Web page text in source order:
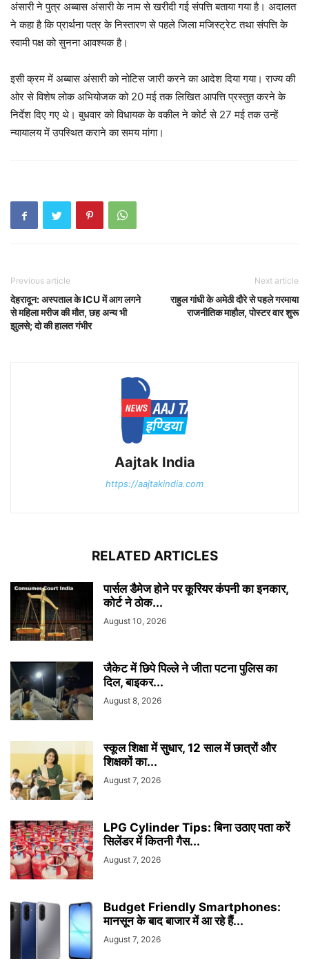
अंसारी ने पुत्र अब्बास अंसारी के नाम से खरीदी गई संपत्ति बताया गया है। अदालत
ने कहा है कि प्रार्थना पत्र के निस्तारण से पहले जिला मजिस्ट्रेट तथा संपत्ति के
स्वामी पक्ष को सुनना आवश्यक है।
इसी क्रम में अब्बास अंसारी को नोटिस जारी करने का आदेश दिया गया। राज्य की
ओर से विशेष लोक अभियोजक को 20 मई तक लिखित आपत्ति प्रस्तुत करने के
निर्देश दिए गए थे। बुधवार को विधायक के वकील ने कोर्ट से 27 मई तक उन्हें
न्यायालय में उपस्थित कराने का समय मांगा।
Previous article
देहरादून: अस्पताल के ICU में आग लगने
से महिला मरीज की मौत, छह अन्य भी
झुलसे; दो की हालत गंभीर
Next article
राहुल गांधी के अमेठी दौरे से पहले गरमाया
राजनीतिक माहौल, पोस्टर वार शुरू
Aajtak India
https://aajtakindia.com
RELATED ARTICLES
पार्सल डैमेज होने पर कूरियर कंपनी का इनकार,
कोर्ट ने ठोक...
August 10, 2026
जैकेट में छिपे पिल्ले ने जीता पटना पुलिस का
दिल, बाइकर...
August 8, 2026
स्कूल शिक्षा में सुधार, 12 साल में छात्रों और
शिक्षकों का...
August 7, 2026
LPG Cylinder Tips: बिना उठाए पता करें
सिलेंडर में कितनी गैस...
August 7, 2026
Budget Friendly Smartphones:
मानसून के बाद बाजार में आ रहे हैं...
August 7, 2026